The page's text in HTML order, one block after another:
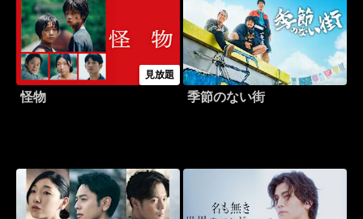
見放題
怪物 季節のない街